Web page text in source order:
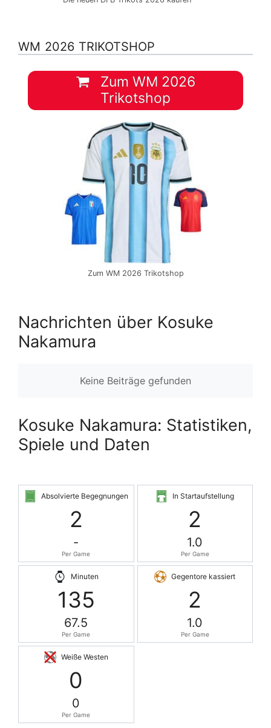
WM 2026 TRIKOTSHOP
Zum WM 2026
Trikotshop
Zum WM 2026 Trikotshop
Nachrichten über Kosuke
Nakamura
Keine Beiträge gefunden
Kosuke Nakamura: Statistiken,
Spiele und Daten
Absolvierte Begegnungen
2
-
Per Game
In Startaufstellung
2
1.0
Per Game
Minuten
135
67.5
Per Game
Gegentore kassiert
2
1.0
Per Game
Weiße Westen
0
0
Per Game